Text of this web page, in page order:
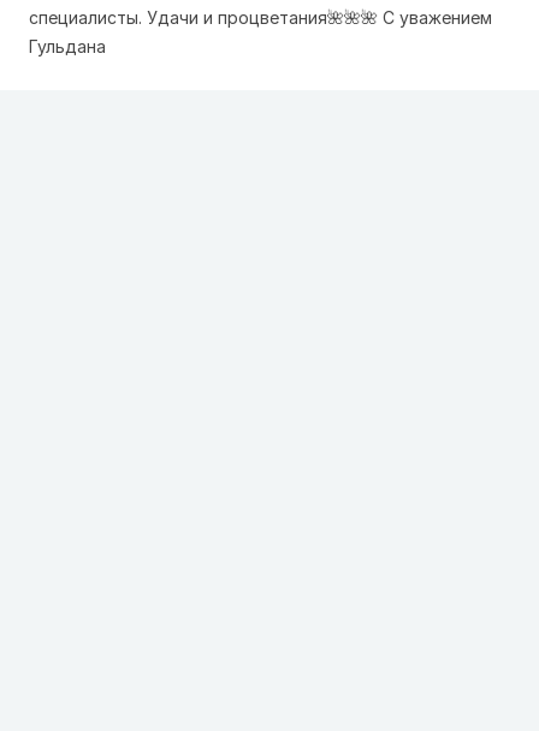
специалисты. Удачи и процветания🌺🌺🌺 С уважением
Гульдана